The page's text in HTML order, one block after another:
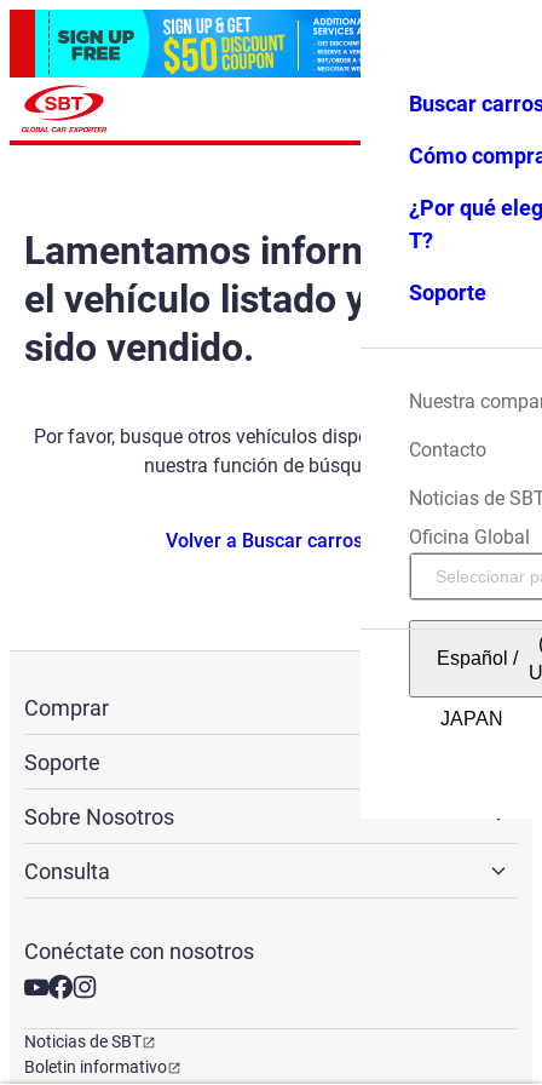
Favoritos Menú
Buscar
Cómo
¿Por qué
T?
Soporte
Nuestra
Contacto
Noticias de
Oficina Global
Español /
Lamentamos informarle que
el vehículo listado ya ha
sido vendido.
Por favor, busque otros vehículos disponibles utilizando
nuestra función de búsqueda.
Volver a Buscar carros
Comprar
Soporte
Sobre Nosotros
Consulta
Conéctate con nosotros
Noticias de SBT
Boletin informativo